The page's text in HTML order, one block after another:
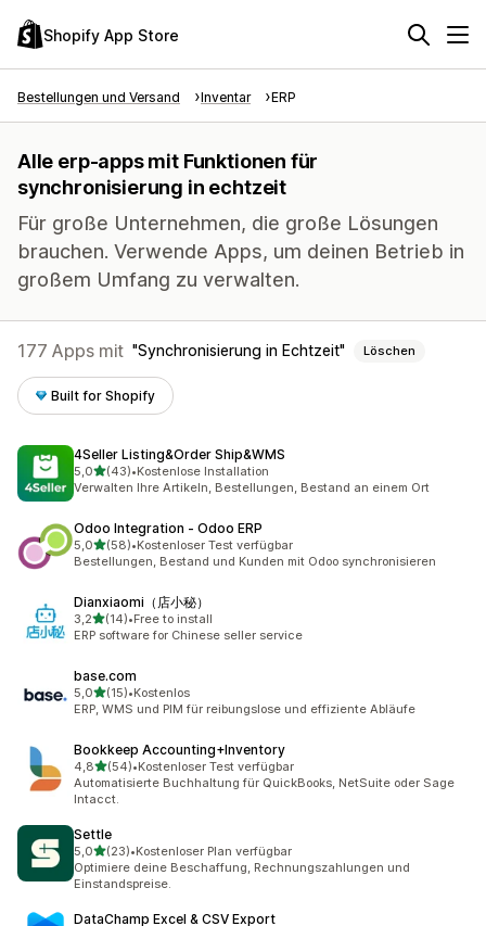
Shopify App Store
Bestellungen und Versand Inventar ERP
Alle erp-apps mit Funktionen für
synchronisierung in echtzeit
Für große Unternehmen, die große Lösungen
brauchen. Verwende Apps, um deinen Betrieb in
großem Umfang zu verwalten.
177 Apps mit Synchronisierung in Echtzeit Löschen
Built for Shopify
4Seller Listing&Order Ship&WMS
5,0von 5 Sternen
(43)
43 Rezensionen insgesamt
•Kostenlose Installation
Verwalten Ihre Artikeln, Bestellungen, Bestand an einem Ort
Odoo Integration ‑ Odoo ERP
5,0von 5 Sternen
(58)
58 Rezensionen insgesamt
•Kostenloser Test verfügbar
Bestellungen, Bestand und Kunden mit Odoo synchronisieren
Dianxiaomi（店小秘）
3,2von 5 Sternen
(14)
14 Rezensionen insgesamt
•Free to install
ERP software for Chinese seller service
base.com
5,0von 5 Sternen
(15)
15 Rezensionen insgesamt
•Kostenlos
ERP, WMS und PIM für reibungslose und effiziente Abläufe
Bookkeep Accounting+Inventory
4,8von 5 Sternen
(54)
54 Rezensionen insgesamt
•Kostenloser Test verfügbar
Automatisierte Buchhaltung für QuickBooks, NetSuite oder Sage
Intacct.
Settle
5,0von 5 Sternen
(23)
23 Rezensionen insgesamt
•Kostenloser Plan verfügbar
Optimiere deine Beschaffung, Rechnungszahlungen und
Einstandspreise.
DataChamp Excel & CSV Export